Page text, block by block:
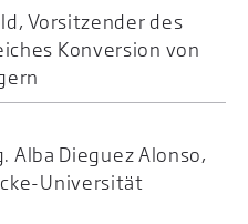
Vorsitzender des
Konversion von
Alba Dieguez Alonso,
Universität